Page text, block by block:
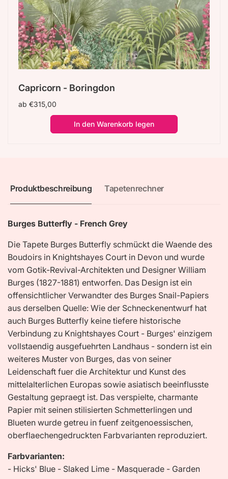
Capricorn - Boringdon
Normaler
ab €315,00
In den Warenkorb legen
Produktbeschreibung Tapetenrechner
Burges Butterfly - French Grey
Die Tapete Burges Butterfly schmückt die Waende des
Boudoirs in Knightshayes Court in Devon und wurde
vom Gotik-Revival-Architekten und Designer William
Burges (1827-1881) entworfen. Das Design ist ein
offensichtlicher Verwandter des Burges Snail-Papiers
aus derselben Quelle: Wie der Schneckenentwurf hat
auch Burges Butterfly keine tiefere historische
Verbindung zu Knightshayes Court - Burges' einzigem
vollstaendig ausgefuehrten Landhaus - sondern ist ein
weiteres Muster von Burges, das von seiner
Leidenschaft fuer die Architektur und Kunst des
mittelalterlichen Europas sowie asiatisch beeinflusste
Gestaltung gepraegt ist. Das verspielte, charmante
Papier mit seinen stilisierten Schmetterlingen und
Blueten wurde getreu in fuenf zeitgenoessischen,
oberflaechengedruckten Farbvarianten reproduziert.
Farbvarianten:
- Hicks' Blue - Slaked Lime - Masquerade - Garden